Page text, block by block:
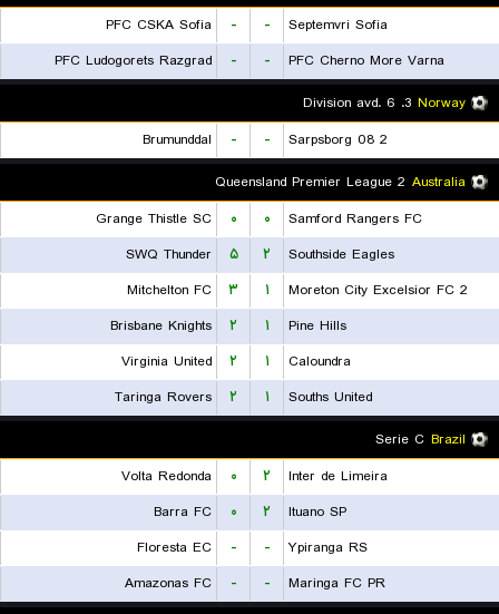
Septemvri Sofia
-
-
PFC CSKA Sofia
PFC Cherno More Varna
-
-
PFC Ludogorets Razgrad
Norway
3. Division avd. 6
Sarpsborg 08 2
-
-
Brumunddal
Australia
Queensland Premier League 2
Samford Rangers FC
۰ ۰
Grange Thistle SC
Southside Eagles
۲ ۵
SWQ Thunder
Moreton City Excelsior FC 2
۱ ۳
Mitchelton FC
Pine Hills
۱ ۲
Brisbane Knights
Caloundra
۱ ۲
Virginia United
Souths United
۱ ۲
Taringa Rovers
Brazil
Serie C
Inter de Limeira
۲ ۰
Volta Redonda
Ituano SP
۲ ۰
Barra FC
Ypiranga RS
-
-
Floresta EC
Maringa FC PR
-
-
Amazonas FC